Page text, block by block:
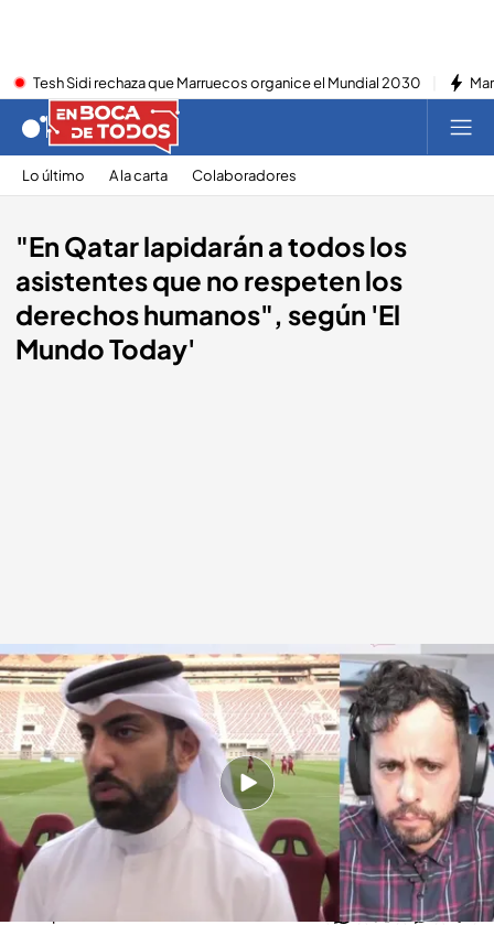
Tesh Sidi rechaza que Marruecos organice el Mundial 2030
Lo último A la carta Colaboradores
"En Qatar lapidarán a todos los
asistentes que no respeten los
derechos humanos", según 'El
Mundo Today'
La actualidad según 'El Mundo Today'.
En boca de todos
17 NOV 2022 - 15:14h.
'El Mundo Today' analiza la actualidad del 17 de
noviembre de 2022